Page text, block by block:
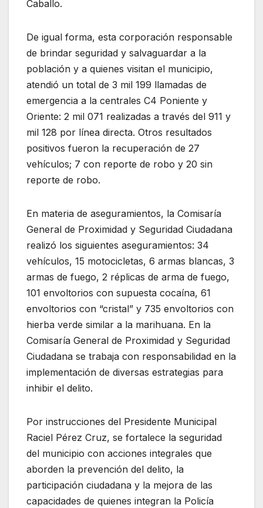
Caballo.
De igual forma, esta corporación responsable
de brindar seguridad y salvaguardar a la
población y a quienes visitan el municipio,
atendió un total de 3 mil 199 llamadas de
emergencia a la centrales C4 Poniente y
Oriente: 2 mil 071 realizadas a través del 911 y
mil 128 por línea directa. Otros resultados
positivos fueron la recuperación de 27
vehículos; 7 con reporte de robo y 20 sin
reporte de robo.
En materia de aseguramientos, la Comisaría
General de Proximidad y Seguridad Ciudadana
realizó los siguientes aseguramientos: 34
vehículos, 15 motocicletas, 6 armas blancas, 3
armas de fuego, 2 réplicas de arma de fuego,
101 envoltorios con supuesta cocaína, 61
envoltorios con “cristal” y 735 envoltorios con
hierba verde similar a la marihuana. En la
Comisaría General de Proximidad y Seguridad
Ciudadana se trabaja con responsabilidad en la
implementación de diversas estrategias para
inhibir el delito.
Por instrucciones del Presidente Municipal
Raciel Pérez Cruz, se fortalece la seguridad
del municipio con acciones integrales que
aborden la prevención del delito, la
participación ciudadana y la mejora de las
capacidades de quienes integran la Policía